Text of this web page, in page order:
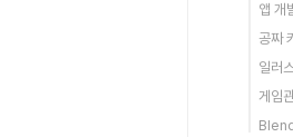
앱 개
공짜
일러
게임